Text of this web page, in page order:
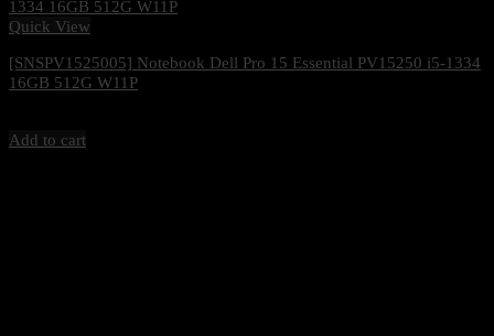
Quick View
[SNSPV1525005] Notebook Dell Pro 15 Essential PV15250 i5-1334
16GB 512G W11P
Add to cart